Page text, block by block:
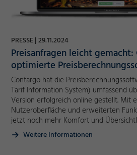
PRESSE 29.11.2024
Preisanfragen leicht
optimierte
Contargo hat die
Tarif Information System) umfassend
Version erfolgreich online gestellt. Mit
Nutzeroberfläche und erweiterten
jetzt noch mehr Komfort und
Weitere Informationen